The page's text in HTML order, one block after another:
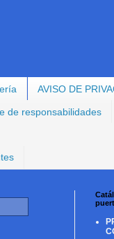
AVISO DE
de responsabilidades